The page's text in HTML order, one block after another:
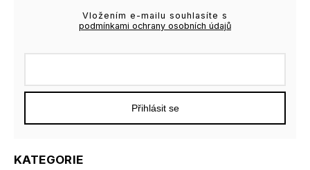
KATEGORIE
Vložením e-mailu souhlasíte s
podmínkami ochrany osobních údajů
Přihlásit se